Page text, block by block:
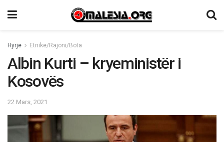
Hyrje Etnike/Rajoni/Bota
Albin Kurti – kryeministër i
Kosovës
22 Mars, 2021